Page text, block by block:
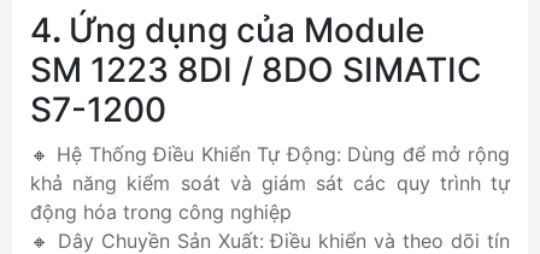
4. Ứng dụng của Module
SM 1223 8DI / 8DO SIMATIC
S7-1200
🔸 Hệ Thống Điều Khiển Tự Động: Dùng để mở rộng
khả năng kiểm soát và giám sát các quy trình tự
động hóa trong công nghiệp
🔸 Dây Chuyền Sản Xuất: Điều khiển và theo dõi tín